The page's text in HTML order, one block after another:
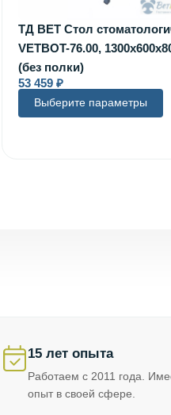
ТД ВЕТ Стол
VETBOT-76.00,
(без полки)
53 459 ₽
Выберите параметры
15 лет опыта
Работаем с 2011 года.
опыт в своей сфере.